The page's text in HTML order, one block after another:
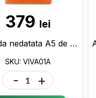
379 lei
Agenda nedatata A5 de lux Viva Arles Oranj VIVA01A
SKU: VIVA01A
- +